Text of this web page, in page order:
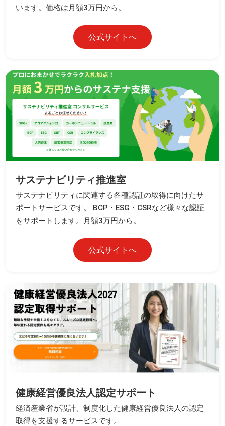
います。価格は月額3万円から。
公式サイトへ
サステナビリティ推進室
サステナビリティに関連する各種認証の取得に向けたサ
ポートサービスです。 BCP・ESG・CSRなど様々な認証
をサポートします。月額3万円から。
公式サイトへ
健康経営優良法人認定サポート
経済産業省が設計、制度化した健康経営優良法人の認定
取得を支援するサービスです。